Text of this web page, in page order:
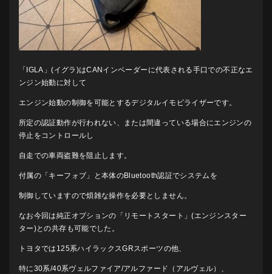
「IGLA」(イグラ)はCANインベーダーに代表される手口での不正なエ
ンジン始動に対して
エンジン始動の制御を可能とするデジタルイモビライザーです。
所定の認証動作が行われない、または間違っている場合にエンジンの
停止をコントロールし
自走での車両盗難を阻止します。
付属の「キーフォブ」と本体のBluetooth認証でシステムを
制御していますので煩雑な操作を必要としません。
なお今回は純正オプションの「リモートスタート」(エンジンスター
ター)との共存も可能でした。
トヨタでは125系ハイラックスGRスポーツの他、
特に30系/40系ヴェルファイア/アルファード（アルヴェル）、